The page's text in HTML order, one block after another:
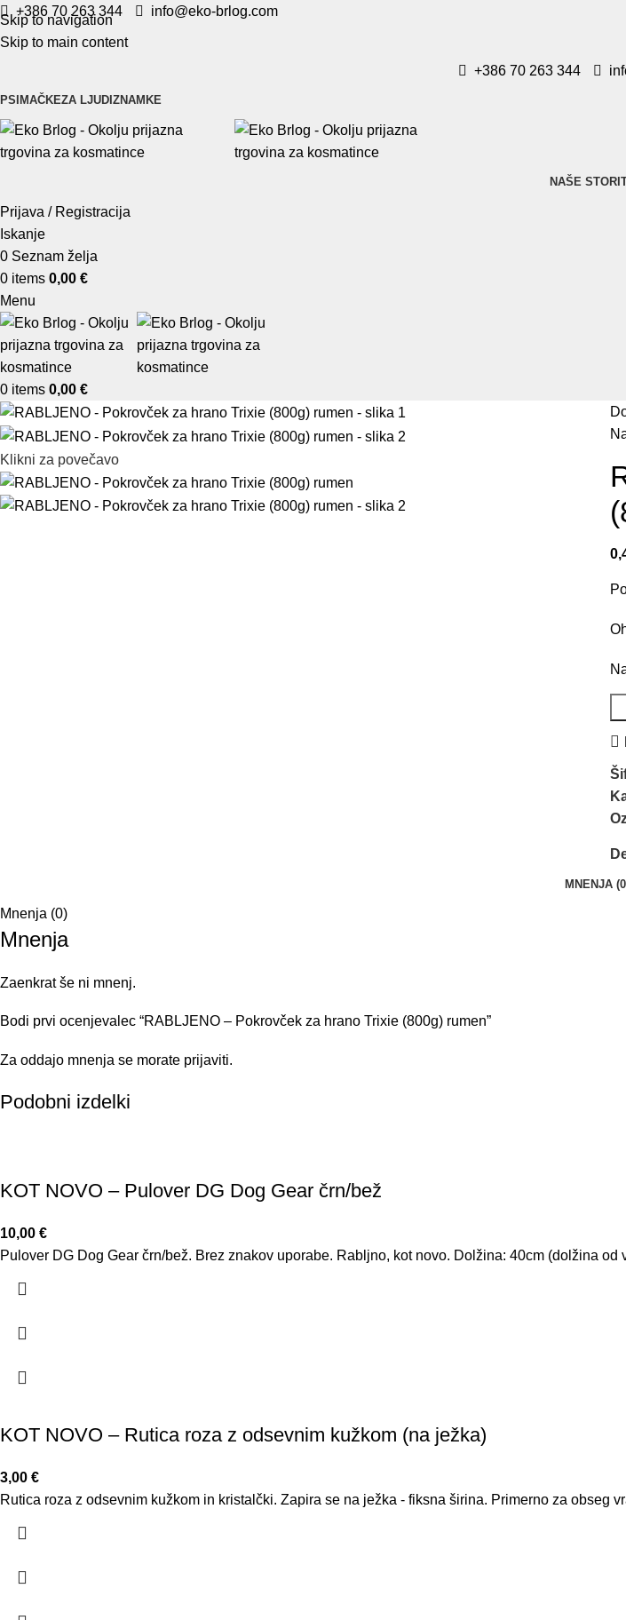
Skip to navigation
Skip to main content
+386 70 263 344 info@eko-brlog.com
+386 70 263 344
PSI MAČKEZA LJUDI ZNAMKE
NAŠE
Prijava / Registracija
Iskanje
0 Seznam želja
0 items 0,00 €
Menu
0 items 0,00 €
Klikni za povečavo
MNENJA
Mnenja (0)
Mnenja
Zaenkrat še ni mnenj.
Bodi prvi ocenjevalec “RABLJENO – Pokrovček za hrano Trixie (800g) rumen”
Za oddajo mnenja se morate prijaviti.
Podobni izdelki
KOT NOVO – Pulover DG Dog Gear črn/bež
10,00 €
Pulover DG Dog Gear črn/bež. Brez znakov uporabe. Rabljno, kot novo. Dolžina: 40cm (dolžina
KOT NOVO – Rutica roza z odsevnim kužkom (na ježka)
3,00 €
Rutica roza z odsevnim kužkom in kristalčki. Zapira se na ježka - fiksna širina. Primerno za obseg